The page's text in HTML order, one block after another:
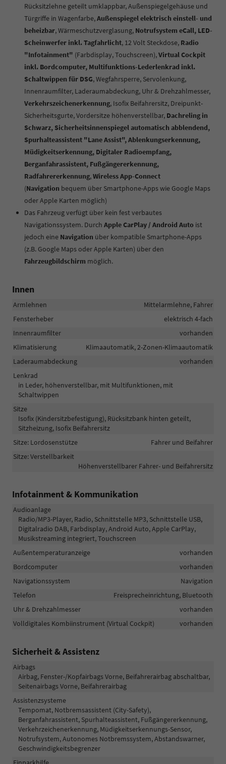
Rücksitzlehne geteilt umklappbar, Außenspiegelgehäuse und
Türgriffe in Wagenfarbe,Außenspiegel elektrisch einstell- und
beheizbar, Wärmeschutzverglasung, Notrufsystem eCall, LED-
Scheinwerfer inkl. Tagfahrlicht, 12 Volt Steckdose, Radio
"Infotainment" (Farbdisplay, Touchscreen),Virtual Cockpit
inkl. Bordcomputer, Multifunktions-Lederlenkrad inkl.
Schaltwippen für DSG, Wegfahrsperre, Servolenkung,
Innenraumfilter, Laderaumabdeckung, Uhr & Drehzahlmesser,
Verkehrszeichenerkennung, Isofix Beifahrersitz, Dreipunkt-
Sicherheitsgurte, Vordersitze höhenverstellbar, Dachreling in
Schwarz, Sicherheitsinnenspiegel automatisch abblendend,
Spurhalteassistent "Lane Assist", Ablenkungserkennung,
Müdigkeitserkennung, Digitaler Radioempfang,
Berganfahrassistent, Fußgängererkennung,
Radfahrererkennung,Wireless App-Connect
(Navigation bequem über Smartphone-Apps wie Google Maps
oder Apple Karten möglich)
Das Fahrzeug verfügt über kein fest verbautes
Navigationssystem. Durch Apple CarPlay / Android Auto ist
jedoch eine Navigation über kompatible Smartphone-Apps
(z.B. Google Maps oder Apple Karten) über den
Fahrzeugbildschirm möglich.
Innen
Armlehnen
Mittelarmlehne, Fahrer
Fensterheber
elektrisch 4-fach
Innenraumfilter
vorhanden
Klimatisierung
Klimaautomatik, 2-Zonen-Klimaautomatik
Laderaumabdeckung
vorhanden
Lenkrad
in Leder, höhenverstellbar, mit Multifunktionen, mit
Schaltwippen
Sitze
Isofix (Kindersitzbefestigung), Rücksitzbank hinten geteilt,
Sitzheizung, Isofix Beifahrersitz
Sitze: Lordosenstütze
Fahrer und Beifahrer
Sitze: Verstellbarkeit
Höhenverstellbarer Fahrer- und Beifahrersitz
Infotainment & Kommunikation
Audioanlage
Radio/MP3-Player, Radio, Schnittstelle MP3, Schnittstelle USB,
Digitalradio DAB, Farbdisplay, Android Auto, Apple CarPlay,
Musikstreaming integriert, Touchscreen
Außentemperaturanzeige
vorhanden
Bordcomputer
vorhanden
Navigationssystem
Navigation
Telefon
Freisprecheinrichtung, Bluetooth
Uhr & Drehzahlmesser
vorhanden
Volldigitales Kombiinstrument (Virtual Cockpit)
vorhanden
Sicherheit & Assistenz
Airbags
Airbag, Fenster-/Kopfairbags Vorne, Beifahrerairbag abschaltbar,
Seitenairbags Vorne, Beifahrerairbag
Assistenzsysteme
Tempomat, Notbremsassistent (City-Safety),
Berganfahrassistent, Spurhalteassistent, Fußgängererkennung,
Verkehrzeichenerkennung, Müdigkeitserkennungs-Sensor,
Notrufsystem, Autonomes Notbremssystem, Abstandswarner,
Geschwindigkeitsbegrenzer